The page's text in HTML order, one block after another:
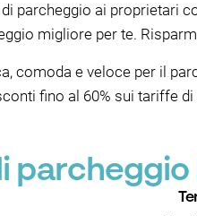
parcheggio ai proprietari
migliore per te.
comoda e veloce per il
fino al 60% sui tariffe